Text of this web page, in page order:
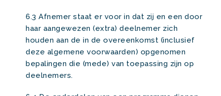
6.3 Afnemer staat er voor in dat zij en een door
haar aangewezen (extra) deelnemer zich
houden aan de in de overeenkomst (inclusief
deze algemene voorwaarden) opgenomen
bepalingen die (mede) van toepassing zijn op
deelnemers.